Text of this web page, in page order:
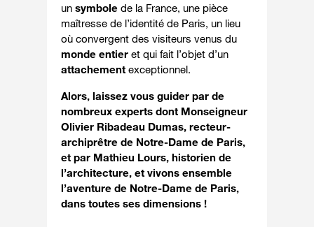
unsymbolede la France, une pièce
maîtresse de l’identité de Paris, un lieu
où convergent des visiteurs venus du
monde entier et qui fait l’objet d’un
attachementexceptionnel.
Alors, laissez vous guider par de
nombreux experts dont Monseigneur
Olivier Ribadeau Dumas, recteur-
archiprêtre de Notre-Dame de Paris,
et par Mathieu Lours, historien de
l’architecture, et vivons ensemble
l’aventure de Notre-Dame de Paris,
dans toutes ses dimensions !